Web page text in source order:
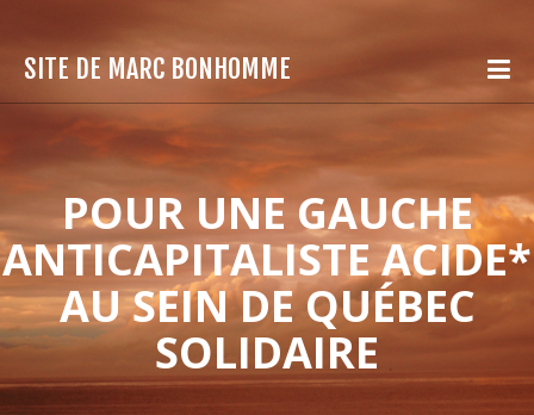
SITE DE MARC BONHOMME
POUR UNE GAUCHE
ANTICAPITALISTE ACIDE*
AU SEIN DE QUÉBEC
SOLIDAIRE